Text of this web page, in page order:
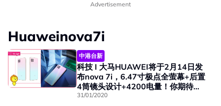
Advertisement
Huaweinova7i
中港台新
科技 I 大马HUAWEI将于2月14日发
布nova 7i，6.47寸极点全萤幕+后置
4筒镜头设计+4200电量！你期待
吗？
31/01/2020